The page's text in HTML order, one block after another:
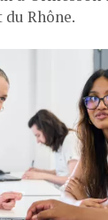
Rhône.